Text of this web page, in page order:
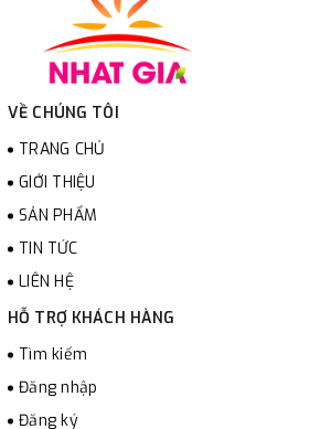
VỀ CHÚNG TÔI
TRANG CHỦ
GIỚI THIỆU
SẢN PHẨM
TIN TỨC
LIÊN HỆ
HỖ TRỢ KHÁCH HÀNG
Tìm kiếm
Đăng nhập
Đăng ký